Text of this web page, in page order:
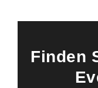
Finden